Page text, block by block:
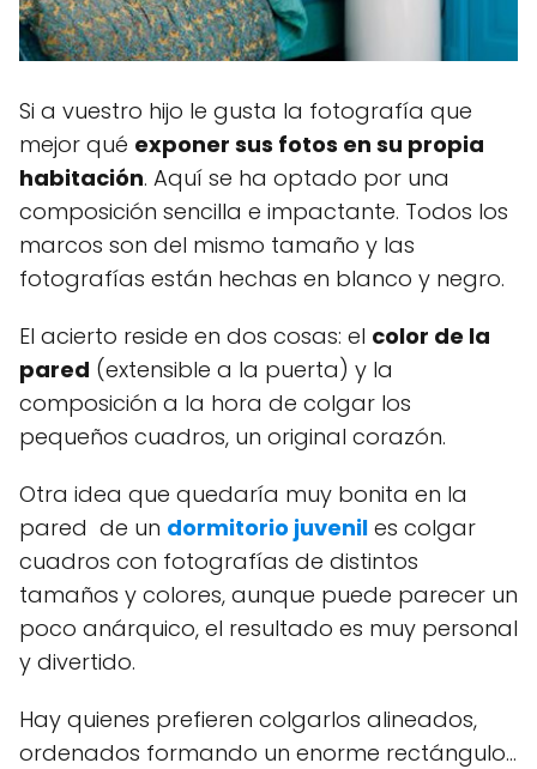
Si a vuestro hijo le gusta la fotografía que
mejor qué exponer sus fotos en su propia
habitación. Aquí se ha optado por una
composición sencilla e impactante. Todos los
marcos son del mismo tamaño y las
fotografías están hechas en blanco y negro.
El acierto reside en dos cosas: el color de la
pared (extensible a la puerta) y la
composición a la hora de colgar los
pequeños cuadros, un original corazón.
Otra idea que quedaría muy bonita en la
pared de un dormitorio juvenil es colgar
cuadros con fotografías de distintos
tamaños y colores, aunque puede parecer un
poco anárquico, el resultado es muy personal
y divertido.
Hay quienes prefieren colgarlos alineados,
ordenados formando un enorme rectángulo…